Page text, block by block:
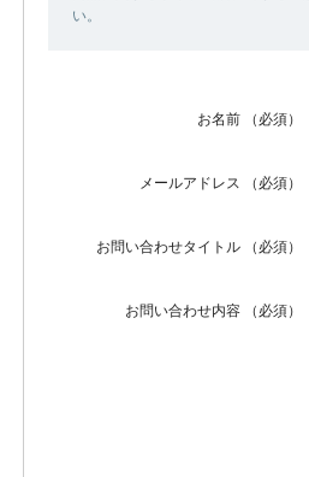
い。
お名前 （必須）
メールアドレス （必須）
お問い合わせタイトル （必須）
お問い合わせ内容 （必須）